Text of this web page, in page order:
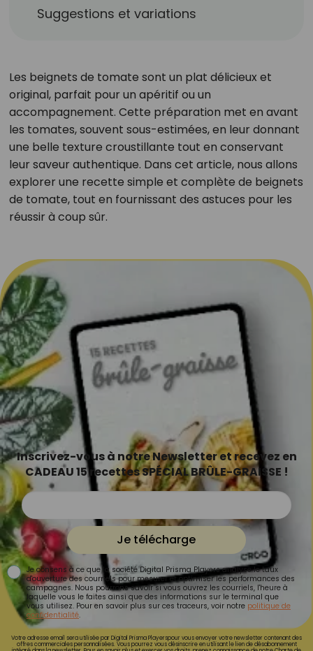
Suggestions et variations
Les beignets de tomate sont un plat délicieux et
original, parfait pour un apéritif ou un
accompagnement. Cette préparation met en avant
les tomates, souvent sous-estimées, en leur donnant
une belle texture croustillante tout en conservant
leur saveur authentique. Dans cet article, nous allons
explorer une recette simple et complète de beignets
de tomate, tout en fournissant des astuces pour les
réussir à coup sûr.
Inscrivez-vous à notre Newsletter et recevez en
CADEAU 15 recettes SPÉCIAL BRÛLE-GRAISSE !
Je télécharge
Je consens à ce que la société Digital Prisma Players analyse le taux
d'ouverture des courriels pour mesurer et optimiser les performances des
campagnes. Nous pourrons savoir si vous ouvrez les courriels, l'heure à
laquelle vous le faites ainsi que des informations sur le terminal que
vous utilisez. Pour en savoir plus sur ces traceurs, voir notre politique de
confidentialité.
Votre adresse email sera utilisée par Digital Prisma Playerspour vous envoyer votre newsletter contenant des
offres commerciales personnalisées. Vous pourrez vous désinscrire en utilisant le lien de désabonnement